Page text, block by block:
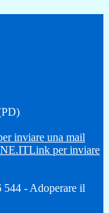
inviare una mail
Link per inviare
- Adoperare il